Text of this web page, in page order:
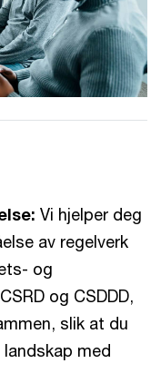
Vi hjelper deg
av regelverk
og
og CSDDD,
slik at du
med